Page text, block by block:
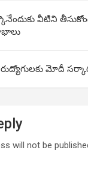
వీటిని
మోదీ
will not be